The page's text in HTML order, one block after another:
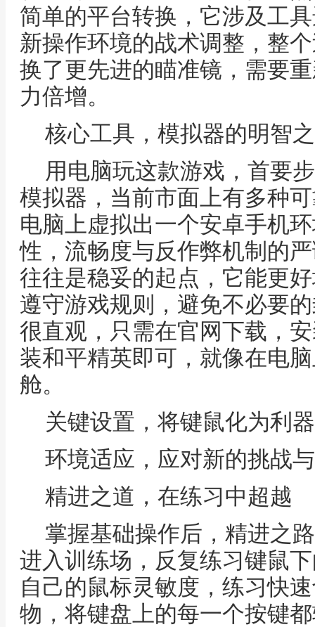
简单的平台转换，它涉及工
新操作环境的战术调整，整
换了更先进的瞄准镜，需要
力倍增。
核心工具，模拟器的明智
用电脑玩这款游戏，首要
模拟器，当前市面上有多种
电脑上虚拟出一个安卓手机
性，流畅度与反作弊机制的
往往是稳妥的起点，它能更
遵守游戏规则，避免不必要
很直观，只需在官网下载，
装和平精英即可，就像在电
舱。
关键设置，将键鼠化为利器
环境适应，应对新的挑战
精进之道，在练习中超越
掌握基础操作后，精进之
进入训练场，反复练习键鼠
自己的鼠标灵敏度，练习快
物，将键盘上的每一个按键